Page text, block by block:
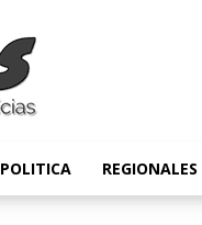
POLITICA REGIONALES